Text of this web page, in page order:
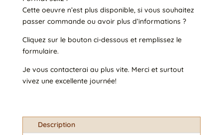
Cette oeuvre n’est plus disponible, si vous souhaitez
passer commande ou avoir plus d’informations ?
Cliquez sur le bouton ci-dessous et remplissez le
formulaire.
Je vous contacterai au plus vite. Merci et surtout
vivez une excellente journée!
Description